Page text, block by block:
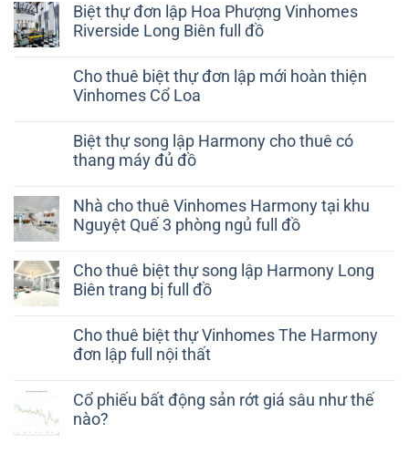
Biệt thự đơn lập Hoa Phượng Vinhomes
Riverside Long Biên full đồ
Cho thuê biệt thự đơn lập mới hoàn thiện
Vinhomes Cổ Loa
Biệt thự song lập Harmony cho thuê có
thang máy đủ đồ
Nhà cho thuê Vinhomes Harmony tại khu
Nguyệt Quế 3 phòng ngủ full đồ
Cho thuê biệt thự song lập Harmony Long
Biên trang bị full đồ
Cho thuê biệt thự Vinhomes The Harmony
đơn lập full nội thất
Cổ phiếu bất động sản rớt giá sâu như thế
nào?